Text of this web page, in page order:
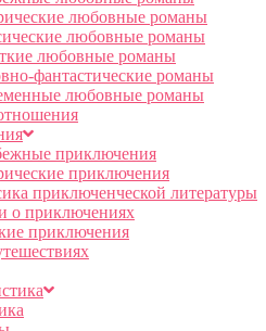
любовные романы
любовные романы
любовные романы
фантастические романы
любовные романы
приключения
приключения
приключенческой литературы
о приключениях
приключения